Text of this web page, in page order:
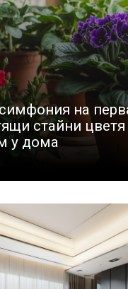
на
стайни цветя
у дома